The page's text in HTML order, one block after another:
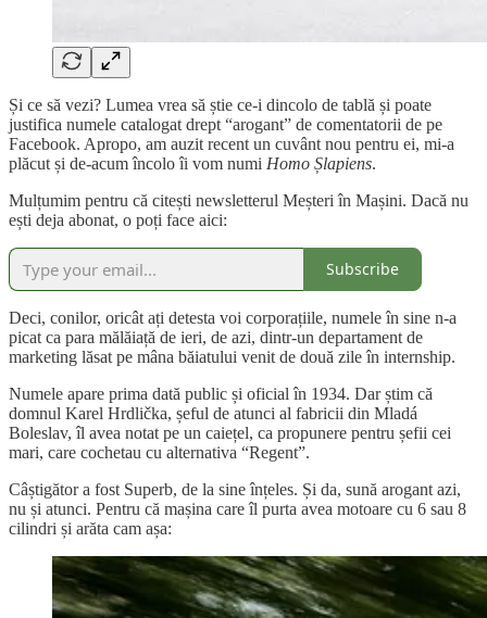
Și ce să vezi? Lumea vrea să știe ce-i dincolo de tablă și poate
justifica numele catalogat drept “arogant” de comentatorii de pe
Facebook. Apropo, am auzit recent un cuvânt nou pentru ei, mi-a
plăcut și de-acum încolo îi vom numi Homo Șlapiens.
Mulțumim pentru că citești newsletterul Meșteri în Mașini. Dacă nu
ești deja abonat, o poți face aici:
Subscribe
Deci, conilor, oricât ați detesta voi corporațiile, numele în sine n-a
picat ca para mălăiață de ieri, de azi, dintr-un departament de
marketing lăsat pe mâna băiatului venit de două zile în internship.
Numele apare prima dată public și oficial în 1934. Dar știm că
domnul Karel Hrdlička, șeful de atunci al fabricii din Mladá
Boleslav, îl avea notat pe un caiețel, ca propunere pentru șefii cei
mari, care cochetau cu alternativa “Regent”.
Câștigător a fost Superb, de la sine înțeles. Și da, sună arogant azi,
nu și atunci. Pentru că mașina care îl purta avea motoare cu 6 sau 8
cilindri și arăta cam așa: